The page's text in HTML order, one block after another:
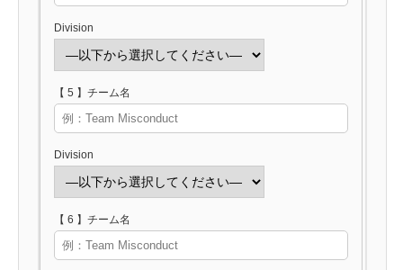
Division
【 5 】チーム名
Division
【 6 】チーム名